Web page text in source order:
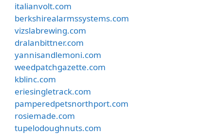
italianvolt.com
berkshirealarmssystems.com
vizslabrewing.com
dralanbittner.com
yannisandlemoni.com
weedpatchgazette.com
kblinc.com
eriesingletrack.com
pamperedpetsnorthport.com
rosiemade.com
tupelodoughnuts.com